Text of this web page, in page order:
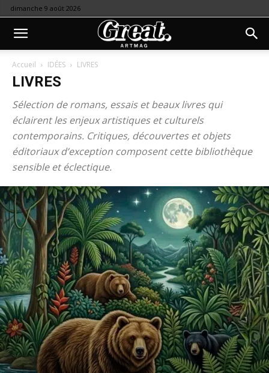
dimanche 9 août 2026
Accueil IDÉES LIVRES
LIVRES
Sélection de romans, essais et beaux livres qui
éclairent les enjeux artistiques et culturels
contemporains. Critiques, découvertes et objets
éditoriaux d’exception composent cette bibliothèque
sensible et éclectique.